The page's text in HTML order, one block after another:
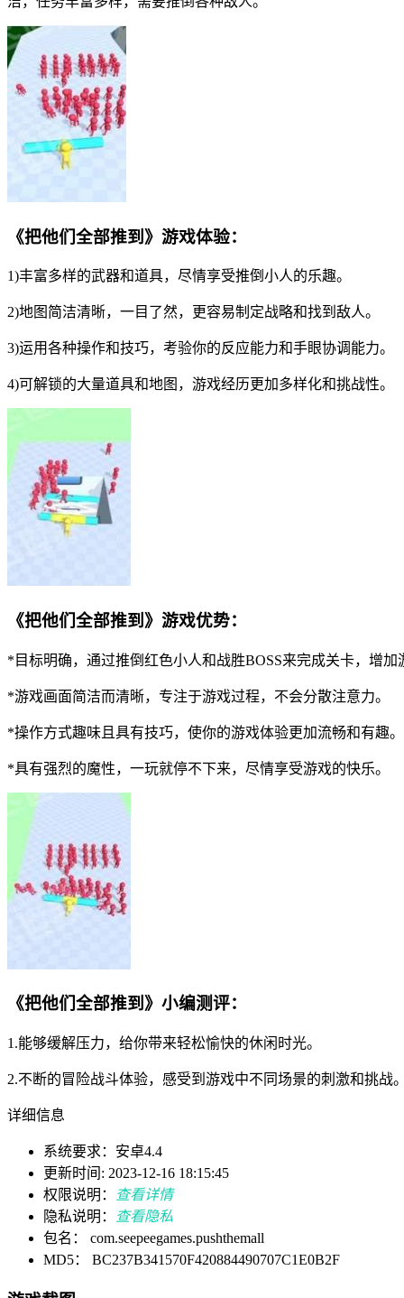
《把他们全部推到》游戏体验：
1)丰富多样的武器和道具，尽情享受推倒小人的乐趣。
2)地图简洁清晰，一目了然，更容易制定战略和找到敌人。
3)运用各种操作和技巧，考验你的反应能力和手眼协调能力。
4)可解锁的大量道具和地图，游戏经历更加多样化和挑战性。
《把他们全部推到》游戏优势：
*目标明确，通过推倒红色小人和战胜BOSS来完成关卡，增加
*游戏画面简洁而清晰，专注于游戏过程，不会分散注意力。
*操作方式趣味且具有技巧，使你的游戏体验更加流畅和有趣。
*具有强烈的魔性，一玩就停不下来，尽情享受游戏的快乐。
《把他们全部推到》小编测评：
1.能够缓解压力，给你带来轻松愉快的休闲时光。
2.不断的冒险战斗体验，感受到游戏中不同场景的刺激和挑战
详细信息
系统要求：安卓4.4
更新时间: 2023-12-16 18:15:45
权限说明：
查看详情
隐私说明：
查看隐私
包名： com.seepeegames.pushthemall
MD5： BC237B341570F420884490707C1E0B2F